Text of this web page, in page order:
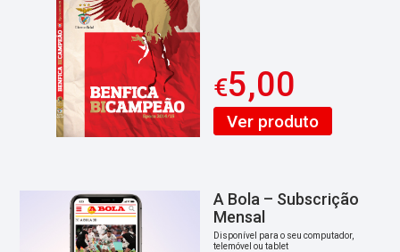
€5,00
Ver produto
A Bola – Subscrição
Mensal
Disponível para o seu computador,
telemóvel ou tablet